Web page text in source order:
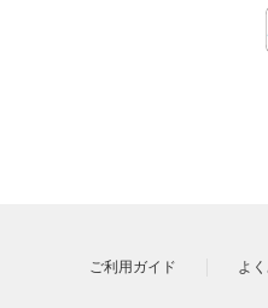
ご利用ガイド よ